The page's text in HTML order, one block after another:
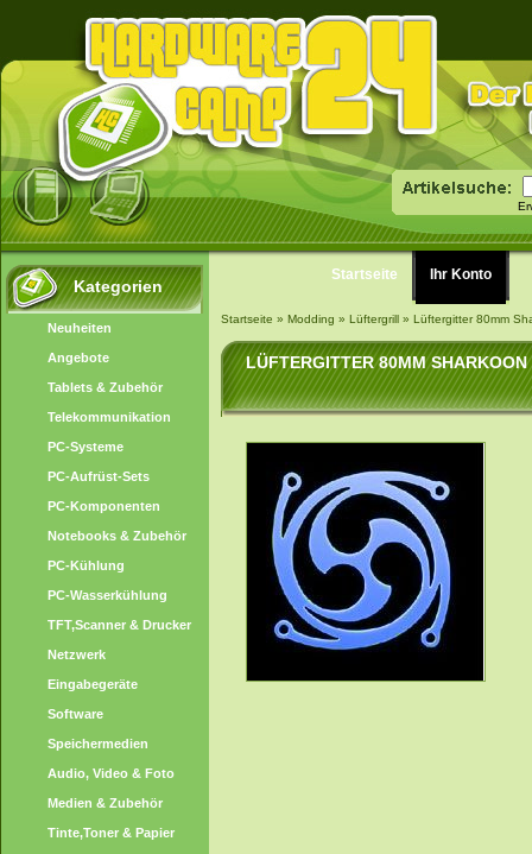
Kategorien
Neuheiten
Angebote
Tablets & Zubehör
Telekommunikation
PC-Systeme
PC-Aufrüst-Sets
PC-Komponenten
Notebooks & Zubehör
PC-Kühlung
PC-Wasserkühlung
TFT,Scanner & Drucker
Netzwerk
Eingabegeräte
Software
Speichermedien
Audio, Video & Foto
Medien & Zubehör
Tinte,Toner & Papier
Startseite Ihr Konto
Startseite » Modding » Lüftergrill » Lüftergitter 80mm
LÜFTERGITTER 80MM